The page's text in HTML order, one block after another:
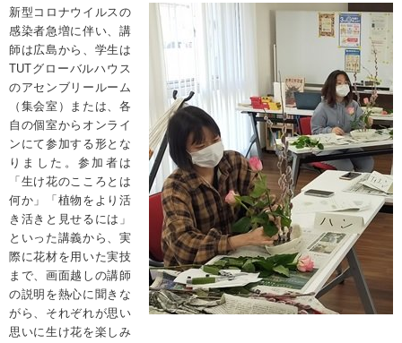
新型コロナウイルスの
感染者急増に伴い、講
師は広島から、学生は
TUTグローバルハウス
のアセンブリールーム
（集会室）または、各
自の個室からオンライ
ンにて参加する形とな
りました。参加者は
「生け花のこころとは
何か」「植物をより活
き活きと見せるには」
といった講義から、実
際に花材を用いた実技
まで、画面越しの講師
の説明を熱心に聞きな
がら、それぞれが思い
思いに生け花を楽しみ